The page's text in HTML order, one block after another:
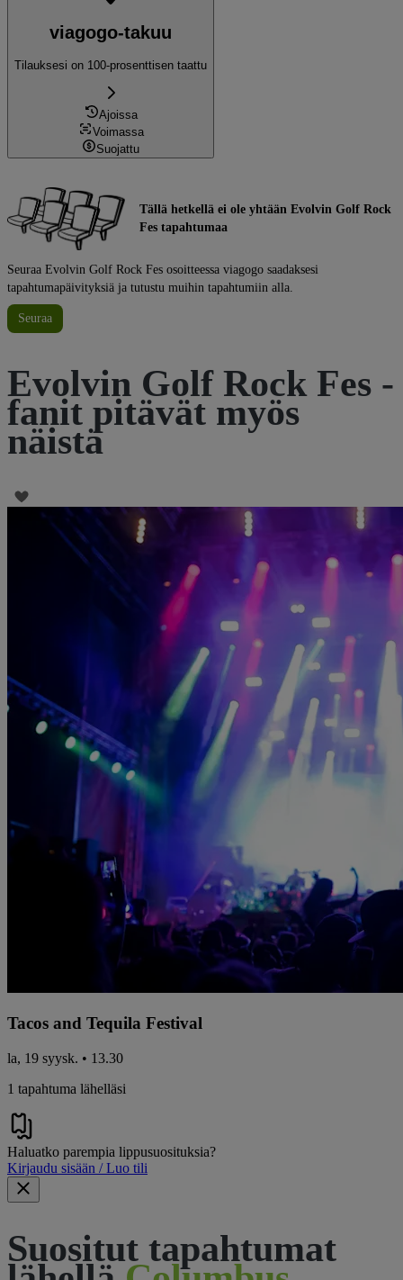
viagogo-takuu
Tilauksesi on 100-prosenttisen taattu
Ajoissa
Voimassa
Suojattu
Tällä hetkellä ei ole yhtään Evolvin Golf Rock
Fes tapahtumaa
Seuraa Evolvin Golf Rock Fes osoitteessa viagogo saadaksesi
tapahtumapäivityksiä ja tutustu muihin tapahtumiin alla.
Seuraa
Evolvin Golf Rock Fes -
fanit pitävät myös
näistä
Tacos and Tequila Festival
la, 19 syysk. • 13.30
1 tapahtuma lähelläsi
Haluatko parempia lippusuosituksia?
Kirjaudu sisään / Luo tili
Suositut tapahtumat